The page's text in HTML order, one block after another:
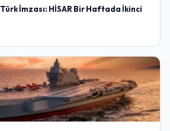
İmzası: HİSAR Bir Haftada İkinci